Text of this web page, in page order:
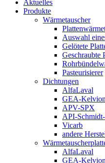
Aktuelles
Produkte
Wärmetauscher
Auswahl
Gelötete
Geschraubte
Pasteurisierer
Dichtungen
AlfaLaval
GEA-Kelvion
APV-SPX
API-
Vicarb
andere
AlfaLaval
GEA-Kelvion